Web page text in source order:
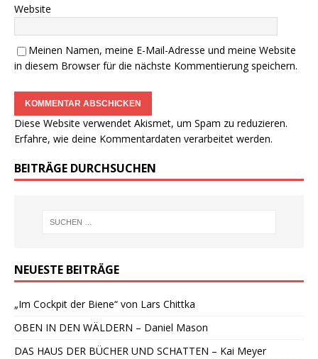
Website
Meinen Namen, meine E-Mail-Adresse und meine Website
in diesem Browser für die nächste Kommentierung speichern.
Diese Website verwendet Akismet, um Spam zu reduzieren.
Erfahre, wie deine Kommentardaten verarbeitet werden.
BEITRÄGE DURCHSUCHEN
NEUESTE BEITRÄGE
„Im Cockpit der Biene“ von Lars Chittka
OBEN IN DEN WÄLDERN – Daniel Mason
DAS HAUS DER BÜCHER UND SCHATTEN – Kai Meyer